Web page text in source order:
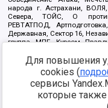
народа г. Астрахани,
Севера, ТОЙС, О
РЕВТАТПОД,
Державная, Сектор 16,
группа МПГ, Курсом
Благотворительный
Арестантское уголовное
Дафа, Иртыш Ultras,
Сибирский державный
граждан, Штабы
Для повышения
cookies (
сервисы
которые